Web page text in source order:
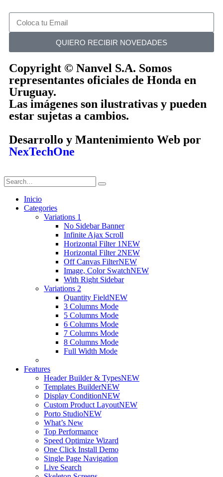
QUIERO RECIBIR NOVEDADES
Copyright © Nanvel S.A. Somos
representantes oficiales de Honda en
Uruguay.
Las imágenes son ilustrativas y pueden
estar sujetas a cambios.
Desarrollo y Mantenimiento Web por
NexTechOne
Inicio
Categories
Variations 1
No Sidebar Banner
Infinite Ajax Scroll
Horizontal Filter 1NEW
Horizontal Filter 2NEW
Off Canvas FilterNEW
Image, Color SwatchNEW
With Right Sidebar
Variations 2
Quantity FieldNEW
3 Columns Mode
5 Columns Mode
6 Columns Mode
7 Columns Mode
8 Columns Mode
Full Width Mode
Features
Header Builder & TypesNEW
Templates BuilderNEW
Display ConditionNEW
Custom Product LayoutNEW
Porto StudioNEW
What’s New
Top Performance
Speed Optimize Wizard
One Click Install Demo
Single Page Navigation
Live Search